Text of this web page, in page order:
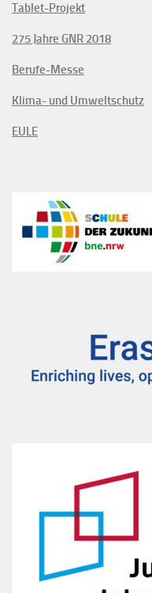
Tablet-Projekt
275 Jahre GNR 2018
Berufe-Messe
Klima- und Umweltschutz
EULE